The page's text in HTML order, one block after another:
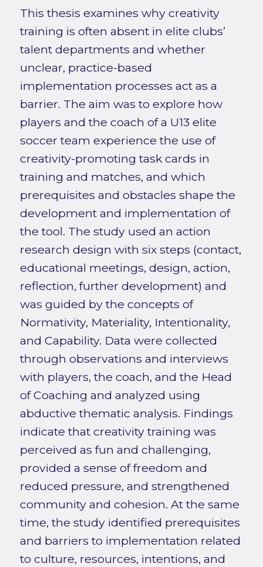
This thesis examines why creativity
training is often absent in elite clubs’
talent departments and whether
unclear, practice-based
implementation processes act as a
barrier. The aim was to explore how
players and the coach of a U13 elite
soccer team experience the use of
creativity-promoting task cards in
training and matches, and which
prerequisites and obstacles shape the
development and implementation of
the tool. The study used an action
research design with six steps (contact,
educational meetings, design, action,
reflection, further development) and
was guided by the concepts of
Normativity, Materiality, Intentionality,
and Capability. Data were collected
through observations and interviews
with players, the coach, and the Head
of Coaching and analyzed using
abductive thematic analysis. Findings
indicate that creativity training was
perceived as fun and challenging,
provided a sense of freedom and
reduced pressure, and strengthened
community and cohesion. At the same
time, the study identified prerequisites
and barriers to implementation related
to culture, resources, intentions, and